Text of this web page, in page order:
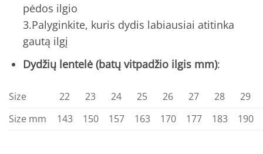
pėdos ilgio
3.Palyginkite, kuris dydis labiausiai atitinka
gautą ilgį
Dydžių lentelė (batų vitpadžio ilgis mm):
Size 22 23 24 25 26 27 28
29
Size mm
143 150 157 163 170 177 183 190